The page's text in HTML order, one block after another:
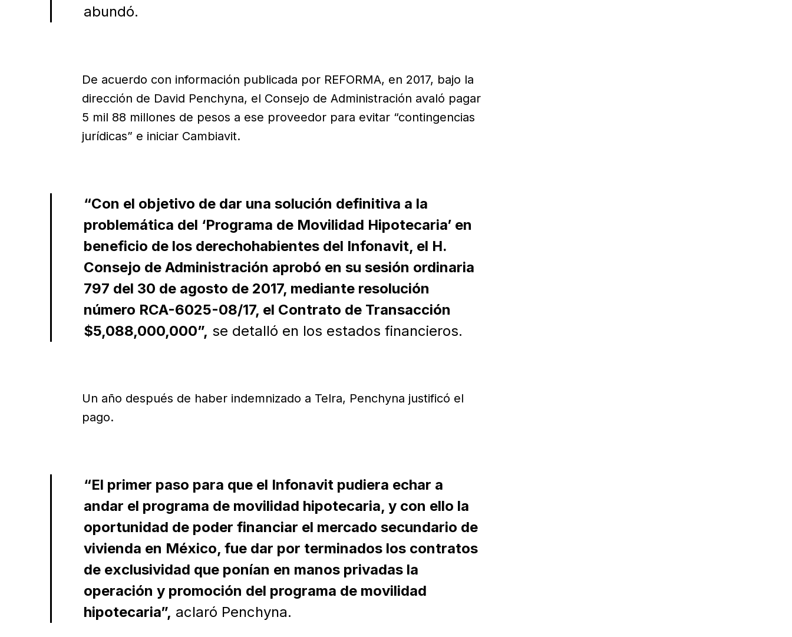
abundó.
De acuerdo con información publicada por REFORMA, en 2017, bajo la
dirección de David Penchyna, el Consejo de Administración avaló pagar
5 mil 88 millones de pesos a ese proveedor para evitar “contingencias
jurídicas” e iniciar Cambiavit.
“Con el objetivo de dar una solución definitiva a la
problemática del ‘Programa de Movilidad Hipotecaria’ en
beneficio de los derechohabientes del Infonavit, el H.
Consejo de Administración aprobó en su sesión ordinaria
797 del 30 de agosto de 2017, mediante resolución
número RCA-6025-08/17, el Contrato de Transacción
$5,088,000,000”, se detalló en los estados financieros.
Un año después de haber indemnizado a Telra, Penchyna justificó el
pago.
“El primer paso para que el Infonavit pudiera echar a
andar el programa de movilidad hipotecaria, y con ello la
oportunidad de poder financiar el mercado secundario de
vivienda en México, fue dar por terminados los contratos
de exclusividad que ponían en manos privadas la
operación y promoción del programa de movilidad
hipotecaria”, aclaró Penchyna.